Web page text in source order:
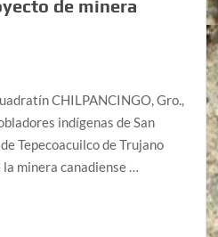
de minera
CHILPANCINGO, Gro.,
indígenas de San
Tepecoacuilco de Trujano
minera canadiense …